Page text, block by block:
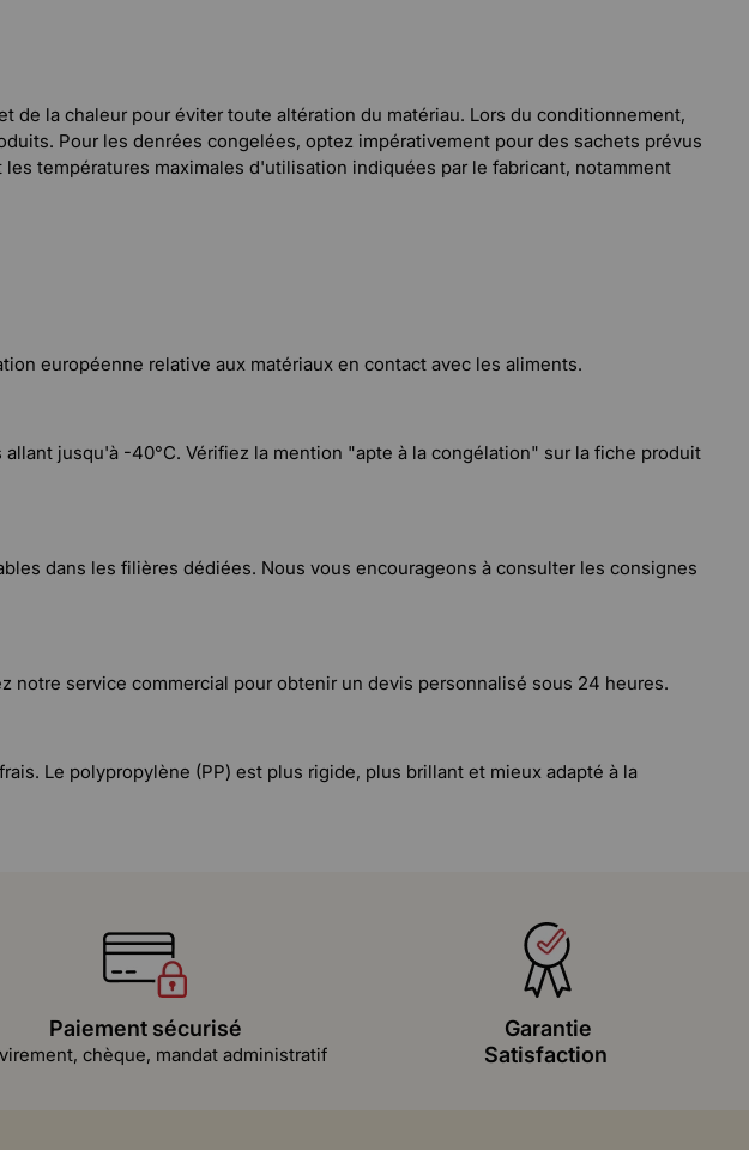
la chaleur pour éviter toute altération du matériau. Lors du conditionnement,
Pour les denrées congelées, optez impérativement pour des sachets prévus
températures maximales d'utilisation indiquées par le fabricant, notamment
européenne relative aux matériaux en contact avec les aliments.
jusqu'à -40°C. Vérifiez la mention "apte à la congélation" sur la fiche produit
dans les filières dédiées. Nous vous encourageons à consulter les consignes
service commercial pour obtenir un devis personnalisé sous 24 heures.
Le polypropylène (PP) est plus rigide, plus brillant et mieux adapté à la
Paiement sécurisé
chèque, mandat administratif
Garantie
Satisfaction